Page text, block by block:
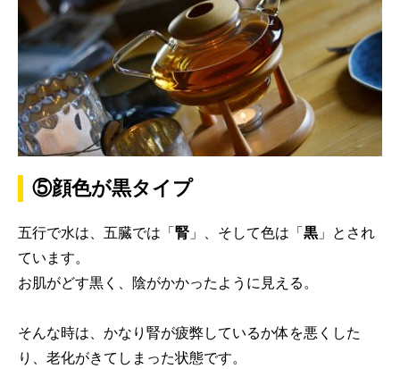
⑤顔色が黒タイプ
五行で水は、五臓では「腎 」、そして色は「黒 」とされ
ています。
お肌がどす黒く、陰がかかったように見える。
そんな時は、かなり腎が疲弊しているか体を悪くした
り、老化がきてしまった状態です。